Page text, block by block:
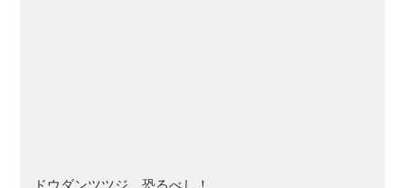
ドウダンツツジ 恐るべし！